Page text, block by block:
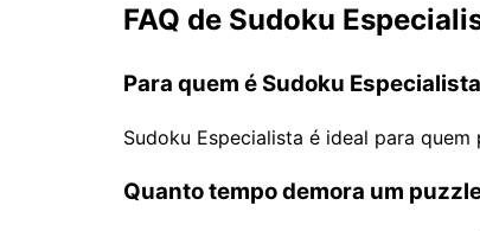
FAQ de Sudoku
Para quem é Sudoku
Sudoku Especialista é ideal para
Quanto tempo demora um